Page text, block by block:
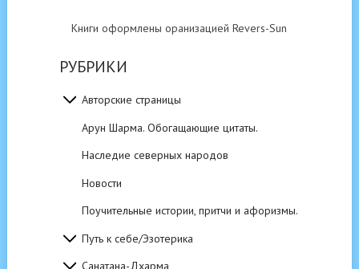
Книги оформлены оранизацией Revers-Sun
РУБРИКИ
Авторские страницы
Арун Шарма. Обогащающие цитаты.
Наследие северных народов
Новости
Поучительные истории, притчи и афоризмы.
Путь к себе/Эзотерика
Санатана-Дхарма